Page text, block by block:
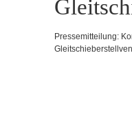
Pressemitteilung: